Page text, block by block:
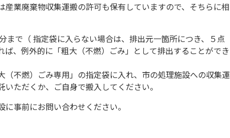
産業廃棄物収集運搬の許可も保有していますので、そちらに相
まで（ 指定袋に入らない場合は、排出元一箇所につき、５点
、例外的に「粗大（不燃）ごみ」として排出することができ
（不燃）ごみ専用」の指定袋に入れ、市の処理施設への収集運
ただくか、ご自身で搬入してください。
に事前にお問い合わせください。